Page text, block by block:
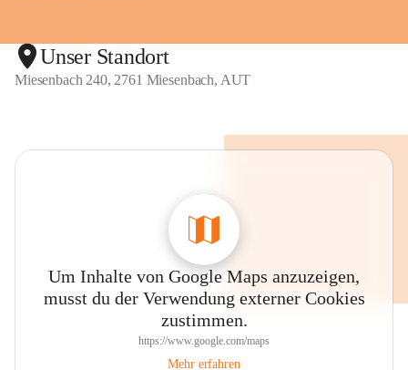
Unser Standort
Miesenbach 240, 2761 Miesenbach, AUT
Um Inhalte von Google Maps anzuzeigen,
musst du der Verwendung externer Cookies
zustimmen.
https://www.google.com/maps
Mehr erfahren